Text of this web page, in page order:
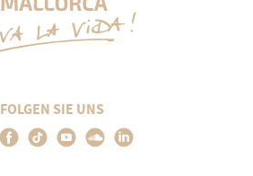
FOLGEN SIE UNS